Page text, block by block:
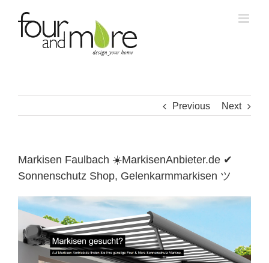
content
Previous Next
Markisen Faulbach ☀️MarkisenAnbieter.de ✔
Sonnenschutz Shop, Gelenkarmmarkisen ツ